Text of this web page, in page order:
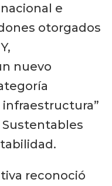
e
otorgados
nuevo
infraestructura”
reconoció